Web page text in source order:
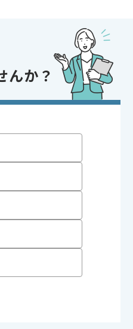
まずはお気軽にご相談ください！
ジェクト , 新技術に積極的 , 服装
んか？